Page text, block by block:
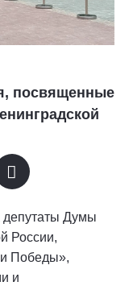
посвященные
Думы
России,
Победы»,
и